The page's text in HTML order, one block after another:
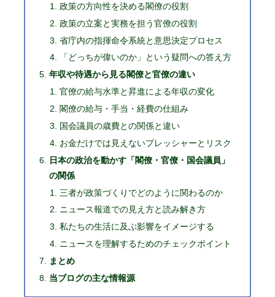
政策の方向性を決める閣僚の役割
政策の立案と実務を担う官僚の役割
省庁内の指揮命令系統と意思決定プロセス
「どっちが偉いのか」という疑問への答え方
年収や待遇から見る閣僚と官僚の違い
官僚の給与水準と昇進による年収の変化
閣僚の給与・手当・経費の仕組み
国会議員の歳費との関係と違い
お金だけでは見えないプレッシャーとリスク
日本の政治を動かす「閣僚・官僚・国会議員」
の関係
三者が政策づくりでどのように関わるのか
ニュース報道での見え方と読み解き方
私たちの生活に及ぶ影響をイメージする
ニュースを理解するためのチェックポイント
まとめ
当ブログの主な情報源